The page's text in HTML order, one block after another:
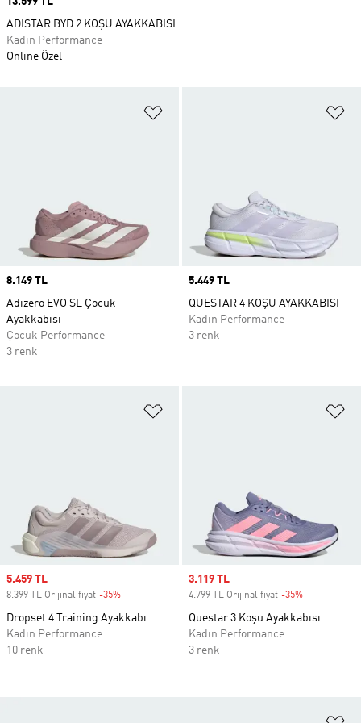
Price
8.149 TL
Adizero EVO SL Çocuk
Ayakkabısı
Çocuk Performance
3 renk
Price
5.449 TL
QUESTAR 4 KOŞU AYAKKABISI
Kadın Performance
3 renk
Sale price
5.459 TL
8.399 TL Orijinal fiyat -35%
Dropset 4 Training Ayakkabı
Kadın Performance
10 renk
Sale price
3.119 TL
4.799 TL Orijinal fiyat -35%
Questar 3 Koşu Ayakkabısı
Kadın Performance
3 renk
ADISTAR BYD 2 KOŞU AYAKKABISI
Kadın Performance
Online Özel